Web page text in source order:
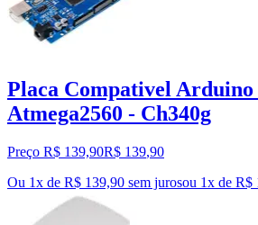
Placa Compativel Arduino
Atmega2560 - Ch340g
Preço R$ 139,90R$ 139,90
Ou 1x de R$ 139,90 sem jurosou 1x de R$